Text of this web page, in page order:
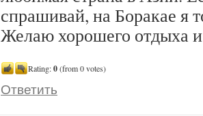
спрашивай, на Боракае я
Желаю хорошего отдыха
Rating:0(from 0 votes)
Ответить